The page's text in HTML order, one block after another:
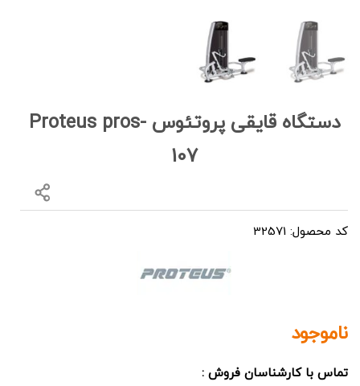
دستگاه قایقی پروتئوس Proteus pros-
107
کد محصول: 32571
ناموجود
تماس با کارشناسان فروش :